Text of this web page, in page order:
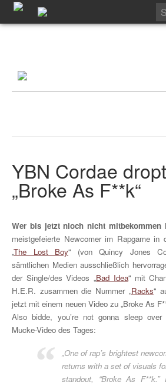
YBN Cordae
„Broke As F**k“
Wer bis jetzt nioch nicht mitbekommen
meistgefeierte Newcomer im Rapgame in
„The Lost Boy“ (von Quincy Jones
sämtlichen Medien ausschließlich
der Single/des Videos „Bad Idea“ mit
H.E.R. zusammen die Nummer „Racks“
jetzt mit einem neuen Video zu „Broke As
Also bidde, you’re not gonna sleep
Mucke-Video des Tages:
„One of rap’s brightest
returns with a set of visuals
standout, “Broke As